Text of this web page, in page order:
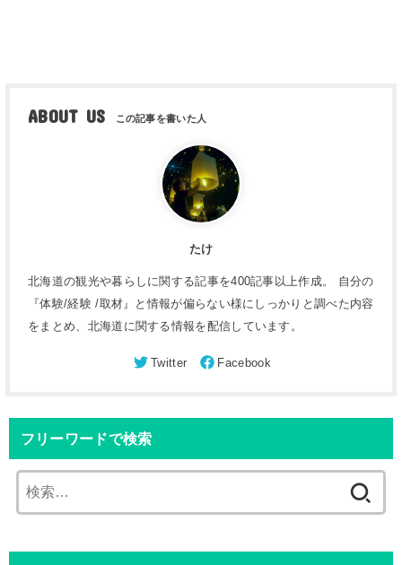
ABOUT US
たけ
北海道の観光や暮らしに関する記事を400記事以上作成。 自分の
『体験/経験 /取材』と情報が偏らない様にしっかりと調べた内容
をまとめ、北海道に関する情報を配信しています。
フリーワードで検索
索